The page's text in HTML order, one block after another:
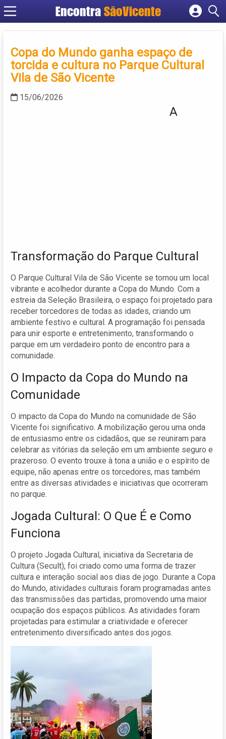
Encontra SãoVicente
Cadastrar empresa
Criar conta
Copa do Mundo ganha espaço de
torcida e cultura no Parque Cultural
Vila de São Vicente
15/06/2026
A
Transformação do Parque Cultural
O Parque Cultural Vila de São Vicente se tornou um local
vibrante e acolhedor durante a Copa do Mundo. Com a
estreia da Seleção Brasileira, o espaço foi projetado para
receber torcedores de todas as idades, criando um
ambiente festivo e cultural. A programação foi pensada
para unir esporte e entretenimento, transformando o
parque em um verdadeiro ponto de encontro para a
comunidade.
O Impacto da Copa do Mundo na
Comunidade
O impacto da Copa do Mundo na comunidade de São
Vicente foi significativo. A mobilização gerou uma onda
de entusiasmo entre os cidadãos, que se reuniram para
celebrar as vitórias da seleção em um ambiente seguro e
prazeroso. O evento trouxe à tona a união e o espírito de
equipe, não apenas entre os torcedores, mas também
entre as diversas atividades e iniciativas que ocorreram
no parque.
Jogada Cultural: O Que É e Como
Funciona
O projeto Jogada Cultural, iniciativa da Secretaria de
Cultura (Secult), foi criado como uma forma de trazer
cultura e interação social aos dias de jogo. Durante a Copa
do Mundo, atividades culturais foram programadas antes
das transmissões das partidas, promovendo uma maior
ocupação dos espaços públicos. As atividades foram
projetadas para estimular a criatividade e oferecer
entretenimento diversificado antes dos jogos.